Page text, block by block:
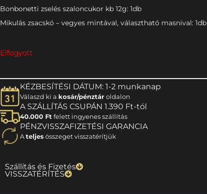
Bonbonetti zselés szaloncukor kb 12g: 1db
Mikulás zsacskó – vegyes mintával, választható masnival: 1db
Elfogyott
KÉZBESÍTÉSI DÁTUM: 1-2 munkanap
Válaszd ki a kosár/pénztároldalon
A SZÁLLÍTÁS CSUPÁN 1.390 Ft-tól
40.000 Ft felett ingyenes szállítás
PÉNZVISSZAFIZETÉSI GARANCIA
Ateljesösszeget visszatérítjük
Szállítás és Fizetés
VISSZATÉRÍTÉS